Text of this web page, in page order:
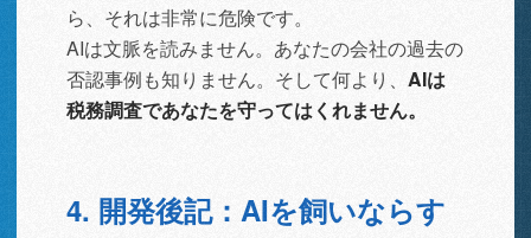
ら、それは非常に危険です。
AIは文脈を読みません。あなたの会社の過去の
否認事例も知りません。そして何より、AIは
税務調査であなたを守ってはくれません。
4. 開発後記：AIを飼いならす